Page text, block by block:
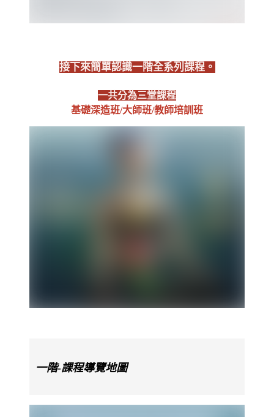
接下來簡單認識一階全系列課程。
一共分為三堂課程
基礎深造班/大師班/教師培訓班
一階-課程導覽地圖